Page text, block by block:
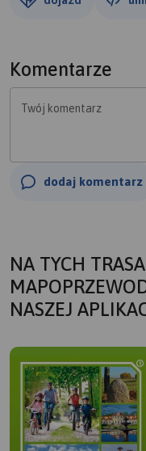
Komentarze
Twój komentarz
dodaj komentarz
NA TYCH
NASZEJ